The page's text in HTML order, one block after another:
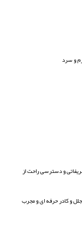
و سرد
و دسترسی راحت از
و کادر حرفه ای و مجرب